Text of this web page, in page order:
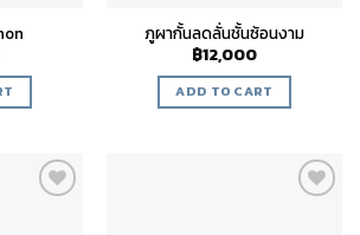
ภูผากั้นลดลั่นชั้นซ้อนงาม
฿12,000
ADD TO CART